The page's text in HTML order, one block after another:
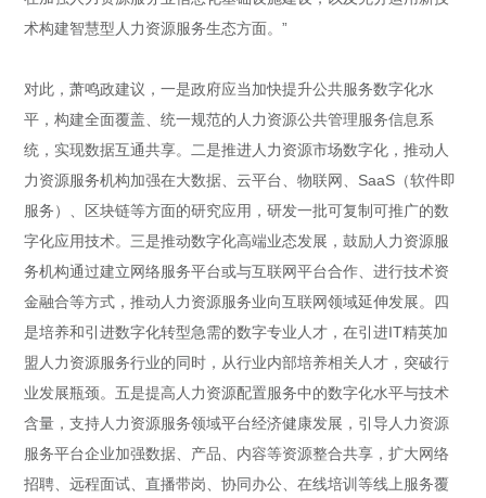
术构建智慧型人力资源服务生态方面。”
对此，萧鸣政建议，一是政府应当加快提升公共服务数字化水
平，构建全面覆盖、统一规范的人力资源公共管理服务信息系
统，实现数据互通共享。二是推进人力资源市场数字化，推动人
力资源服务机构加强在大数据、云平台、物联网、SaaS（软件即
服务）、区块链等方面的研究应用，研发一批可复制可推广的数
字化应用技术。三是推动数字化高端业态发展，鼓励人力资源服
务机构通过建立网络服务平台或与互联网平台合作、进行技术资
金融合等方式，推动人力资源服务业向互联网领域延伸发展。四
是培养和引进数字化转型急需的数字专业人才，在引进IT精英加
盟人力资源服务行业的同时，从行业内部培养相关人才，突破行
业发展瓶颈。五是提高人力资源配置服务中的数字化水平与技术
含量，支持人力资源服务领域平台经济健康发展，引导人力资源
服务平台企业加强数据、产品、内容等资源整合共享，扩大网络
招聘、远程面试、直播带岗、协同办公、在线培训等线上服务覆